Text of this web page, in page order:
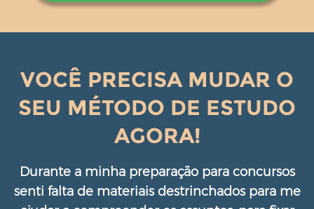
VOCÊ PRECISA MUDAR O
SEU MÉTODO DE ESTUDO
AGORA!
Durante a minha preparação para concursos
senti falta de materiais destrinchados para me